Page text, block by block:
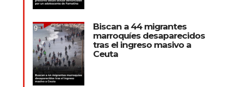
Biscan a 44 migrantes
marroquíes desaparecidos
tras el ingreso masivo a
Ceuta